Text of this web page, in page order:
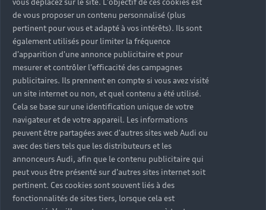
vous déplacez sur le site. L'objectif de ces cookies est
de vous proposer un contenu personnalisé (plus
pertinent pour vous et adapté à vos intérêts). Ils sont
également utilisés pour limiter la fréquence
d'apparition d'une annonce publicitaire et pour
mesurer et contrôler l'efficacité des campagnes
publicitaires. Ils prennent en compte si vous avez visité
un site internet ou non, et quel contenu a été utilisé.
Cela se base sur une identification unique de votre
navigateur et de votre appareil. Les informations
peuvent être partagées avec d'autres sites web Audi ou
avec des tiers tels que les distributeurs et les
annonceurs Audi, afin que le contenu publicitaire qui
peut vous être présenté sur d'autres sites internet soit
pertinent. Ces cookies sont souvent liés à des
fonctionnalités de sites tiers, lorsque cela est